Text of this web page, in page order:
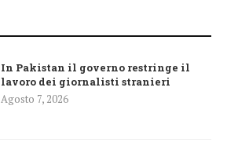
In Pakistan il governo restringe il
lavoro dei giornalisti stranieri
Agosto 7, 2026